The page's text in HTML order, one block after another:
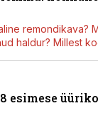
remondikava?
haldur? Millest
esimese